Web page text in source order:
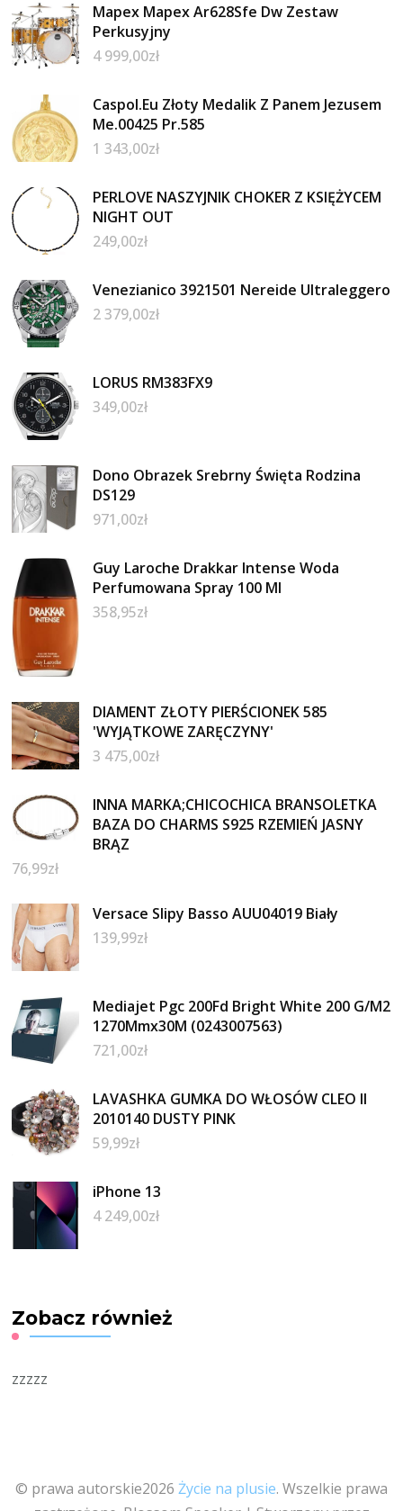
Mapex ‌Mapex Ar628Sfe Dw Zestaw
Perkusyjny
4 999,00zł
Caspol.Eu Złoty Medalik Z Panem Jezusem
Me.00425 Pr.585
1 343,00zł
PERLOVE NASZYJNIK CHOKER Z KSIĘŻYCEM
NIGHT OUT
249,00zł
Venezianico 3921501 Nereide Ultraleggero
2 379,00zł
LORUS RM383FX9
349,00zł
Dono Obrazek Srebrny Święta Rodzina
DS129
971,00zł
Guy Laroche Drakkar Intense Woda
Perfumowana Spray 100 Ml
358,95zł
DIAMENT ZŁOTY PIERŚCIONEK 585
'WYJĄTKOWE ZARĘCZYNY'
3 475,00zł
INNA MARKA;CHICOCHICA BRANSOLETKA
BAZA DO CHARMS S925 RZEMIEŃ JASNY
BRĄZ
76,99zł
Versace Slipy Basso AUU04019 Biały
139,99zł
Mediajet Pgc 200Fd Bright White 200 G/M2
1270Mmx30M (0243007563)
721,00zł
LAVASHKA GUMKA DO WŁOSÓW CLEO II
2010140 DUSTY PINK
59,99zł
iPhone 13
4 249,00zł
Zobacz również
zzzzz
© prawa autorskie2026 Życie na plusie. Wszelkie prawa